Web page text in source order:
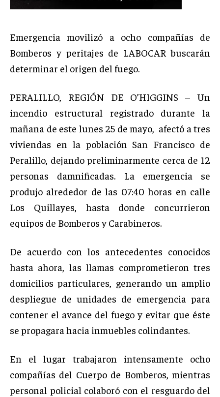
Emergencia movilizó a ocho compañías de
Bomberos y peritajes de LABOCAR buscarán
determinar el origen del fuego.
PERALILLO, REGIÓN DE O’HIGGINS – Un
incendio estructural registrado durante la
mañana de este lunes 25 de mayo, afectó a tres
viviendas en la población San Francisco de
Peralillo, dejando preliminarmente cerca de 12
personas damnificadas. La emergencia se
produjo alrededor de las 07:40 horas en calle
Los Quillayes, hasta donde concurrieron
equipos de Bomberos y Carabineros.
De acuerdo con los antecedentes conocidos
hasta ahora, las llamas comprometieron tres
domicilios particulares, generando un amplio
despliegue de unidades de emergencia para
contener el avance del fuego y evitar que éste
se propagara hacia inmuebles colindantes.
En el lugar trabajaron intensamente ocho
compañías del Cuerpo de Bomberos, mientras
personal policial colaboró con el resguardo del